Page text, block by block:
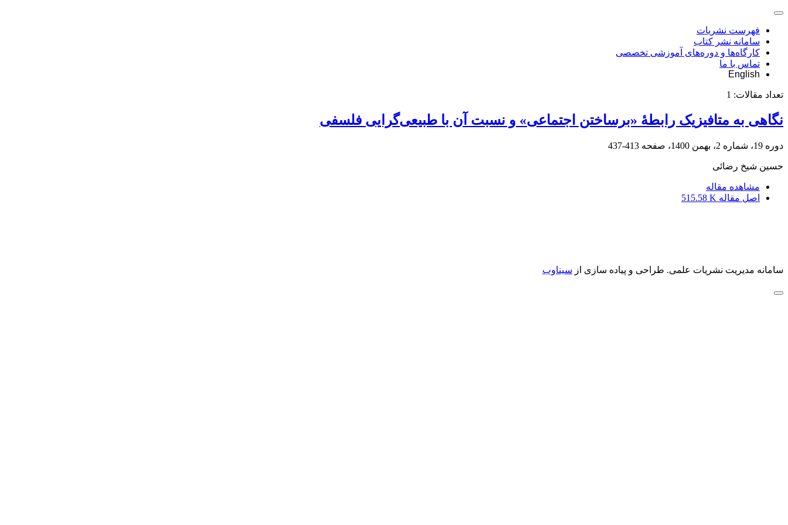
فهرست نشریات
سامانه نشر کتاب
کارگاه‌ها و دوره‌های آموزشی تخصصی
تماس با ما
English
تعداد مقالات: 1
نگاهی به متافیزیک رابطۀ «برساختن اجتماعی» و نسبت آن با طبیعی‌گرایی فلسفی
دوره 19، شماره 2، بهمن 1400، صفحه 413-437
حسین شیخ رضائی
مشاهده مقاله
اصل مقاله 515.58 K
سامانه مدیریت نشریات علمی. طراحی و پیاده سازی از سیناوب